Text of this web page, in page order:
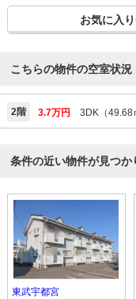
お気に入
こちらの物件の空室状況
2階 3.7万円 3DK（49.68
条件の近い物件が見つか
東武宇都宮